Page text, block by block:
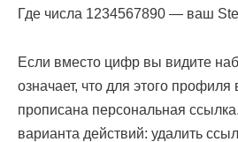
Где числа 1234567890 — ваш
Если вместо цифр вы видите
означает, что для этого профиля
прописана персональная
варианта действий: удалить